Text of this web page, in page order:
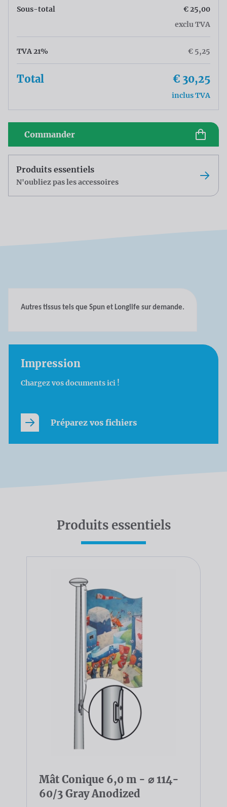
Sous-total
€ 25,00
exclu TVA
TVA 21% € 5,25
Total € 30,25
inclus TVA
Commander
Produits essentiels
N'oubliez pas les accessoires
Autres tissus tels que Spun et Longlife sur demande.
Impression
Chargez vos documents ici !
Préparez vos fichiers
Produits essentiels
Mât Conique 6,0 m - ⌀ 114-
60/3 Gray Anodized